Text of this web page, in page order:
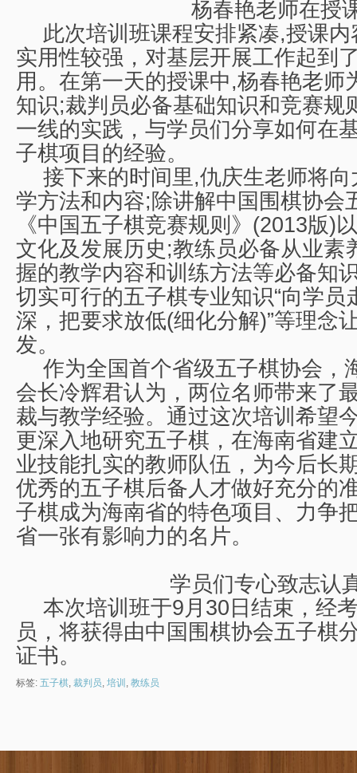
杨春艳老师在授
此次培训班课程安排紧凑,授课
实用性较强，对基层开展工作起到
用。在第一天的授课中,杨春艳老师
知识;裁判员必备基础知识和竞赛规
一线的实践，与学员们分享如何在
子棋项目的经验。
接下来的时间里,仇庆生老师将
学方法和内容;除讲解中国围棋协会
《中国五子棋竞赛规则》(2013版)
文化及发展历史;教练员必备从业素
握的教学内容和训练方法等必备知
切实可行的五子棋专业知识“向学员
深，把要求放低(细化分解)”等理念
发。
作为全国首个省级五子棋协会，
会长冷辉君认为，两位名师带来了
裁与教学经验。通过这次培训希望
更深入地研究五子棋，在海南省建
业技能扎实的教师队伍，为今后长
优秀的五子棋后备人才做好充分的
子棋成为海南省的特色项目、力争
省一张有影响力的名片。
学员们专心致志认
本次培训班于9月30日结束，经
员，将获得由中国围棋协会五子棋
证书。
标签: 五子棋, 裁判员, 培训 , 教练员